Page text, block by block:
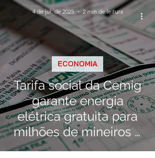
Tarifa social da Cemig
garante energia
elétrica gratuita para
milhões de mineiros a
partir deste sábado, 5
ECONOMIA
4 de jul. de 2025 2 min de leitura